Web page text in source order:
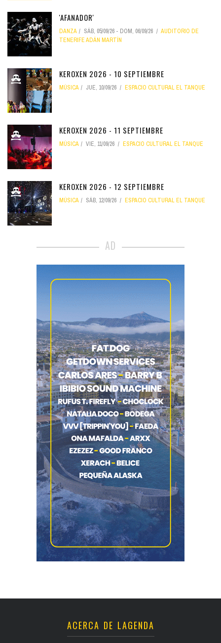
'AFANADOR'
DANZA SÁB, 05/09/26 - DOM, 06/09/26
AUDITORIO DE
TENERIFE ADÁN MARTÍN
KEROXEN 2026 - 10 SEPTIEMBRE
MÚSICA JUE, 10/09/26 ESPACIO CULTURAL EL TANQUE
KEROXEN 2026 - 11 SEPTIEMBRE
MÚSICA VIE, 11/09/26 ESPACIO CULTURAL EL TANQUE
KEROXEN 2026 - 12 SEPTIEMBRE
MÚSICA SÁB, 12/09/26 ESPACIO CULTURAL EL TANQUE
AD
ACERCA DE LAGENDA